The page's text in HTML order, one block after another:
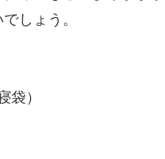
しょう。
袋）